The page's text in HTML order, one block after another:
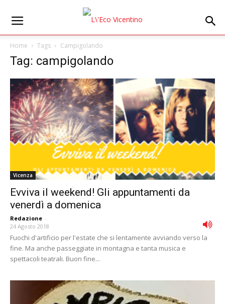
Home Tags Campigolando
Tag: campigolando
Vicenza
Evviva il weekend! Gli appuntamenti da
venerdì a domenica
Redazione -
24 Agosto 2018
Fuochi d'artificio per l'estate che si lentamente avviando verso la
fine. Ma anche passeggiate in montagna e tanta musica e
spettacoli teatrali. Buon fine...